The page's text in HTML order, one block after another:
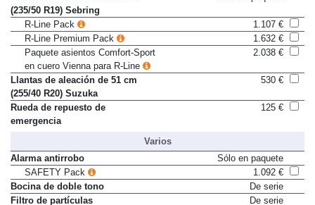
Llantas de aleación de 48 cm
(235/50 R19) Sebring
R-Line Pack
1.107 €
R-Line Premium Pack
1.632 €
Paquete asientos Comfort-Sport
en cuero Vienna para R-Line
Llantas de aleación de 51 cm
(255/40 R20) Suzuka
Rueda de repuesto de
Varios
Alarma antirrobo
Sólo en paquete
SAFETY Pack
1.092 €
Bocina de doble tono
De serie